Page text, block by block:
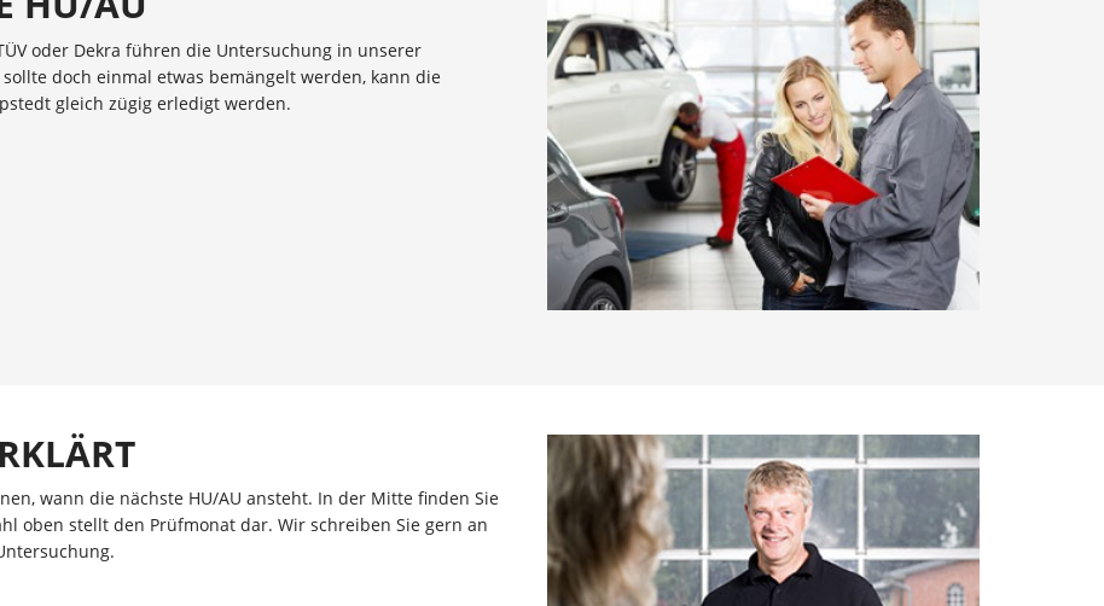
oder Dekra führen die Untersuchung in unserer
doch einmal etwas bemängelt werden, kann die
gleich zügig erledigt werden.
wann die nächste HU/AU ansteht. In der Mitte finden Sie
oben stellt den Prüfmonat dar. Wir schreiben Sie gern an